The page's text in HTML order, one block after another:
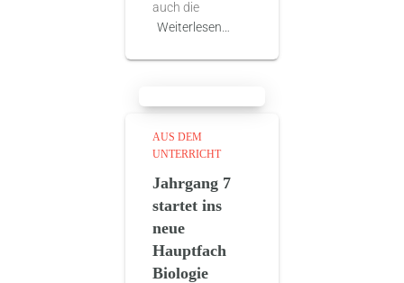
auch die
Weiterlesen…
AUS DEM
UNTERRICHT
Jahrgang 7
startet ins
neue
Hauptfach
Biologie